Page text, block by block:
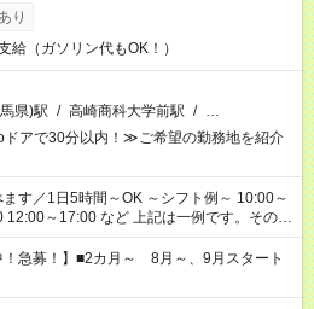
り
給（ガソリン代もOK！）
県)駅 / 高崎商科大学前駅 / …
アで30分以内！≫ご希望の勤務地を紹介
間～OK ～シフト例～ 10:00～
など 上記は一例です。その他
社と合わせて法
間を超えなければOKです。
！急募！】■2カ月～ 8月～、9月スタート